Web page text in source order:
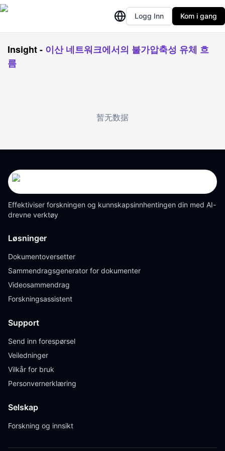
Logg Inn Kom i gang
Insight- 이산 네트워크에서의 불가압축성 유체 흐
름
暂无数据
Effektiviser forskningen og kunnskapsinnhentingen din med AI-
drevne verktøy
Løsninger
Dokumentoversetter
Sammendragsgenerator for dokumenter
Videosammendrag
Forskningsassistent
Support
Send inn forespørsel
Veiledninger
Vilkår for bruk
Personvernerklæring
Selskap
Forskning og innsikt